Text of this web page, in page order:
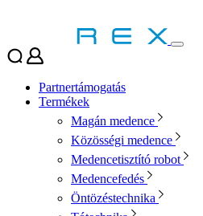
Partnertámogatás
Termékek
Magán medence
Közösségi medence
Medencetisztító robot
Medencefedés
Öntözéstechnika